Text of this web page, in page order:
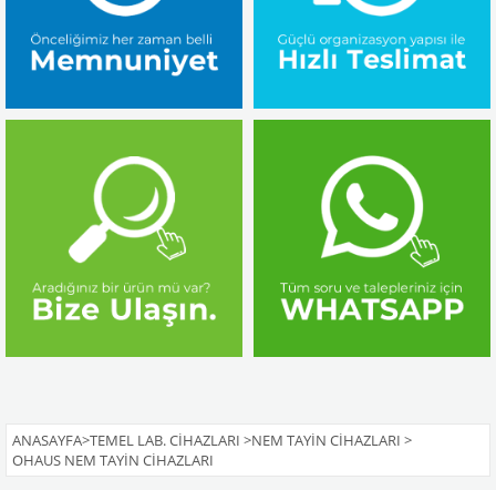
ANASAYFA>TEMEL LAB. CIHAZLARI >NEM TAYIN CIHAZLARI >
OHAUS NEM TAYIN CIHAZLARI